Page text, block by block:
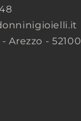
Arezzo - 52100